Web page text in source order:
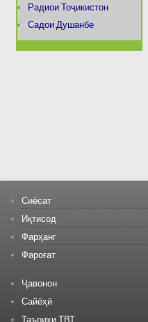
Радиои Тоҷикистон
Садои Душанбе
Сиёсат
Иқтисод
Фарҳанг
Фароғат
Ҷавонон
Сайёҳӣ
Таърихи ТВТ